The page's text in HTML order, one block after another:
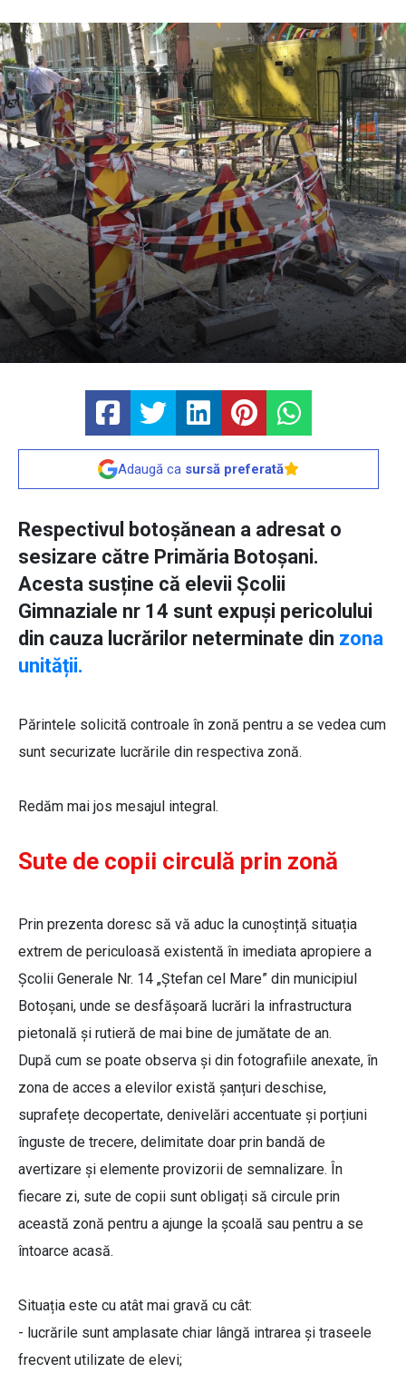
Adaugă ca sursă preferată
Respectivul botoșănean a adresat o
sesizare către Primăria Botoșani.
Acesta susține că elevii Școlii
Gimnaziale nr 14 sunt expuși pericolului
din cauza lucrărilor neterminate din zona
unității.
Părintele solicită controale în zonă pentru a se vedea cum
sunt securizate lucrările din respectiva zonă.
Redăm mai jos mesajul integral.
Sute de copii circulă prin zonă
Prin prezenta doresc să vă aduc la cunoștință situația
extrem de periculoasă existentă în imediata apropiere a
Școlii Generale Nr. 14 „Ștefan cel Mare” din municipiul
Botoșani, unde se desfășoară lucrări la infrastructura
pietonală și rutieră de mai bine de jumătate de an.
După cum se poate observa și din fotografiile anexate, în
zona de acces a elevilor există șanțuri deschise,
suprafețe decopertate, denivelări accentuate și porțiuni
înguste de trecere, delimitate doar prin bandă de
avertizare și elemente provizorii de semnalizare. În
fiecare zi, sute de copii sunt obligați să circule prin
această zonă pentru a ajunge la școală sau pentru a se
întoarce acasă.
Situația este cu atât mai gravă cu cât:
- lucrările sunt amplasate chiar lângă intrarea și traseele
frecvent utilizate de elevi;